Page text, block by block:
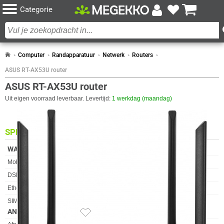
Categorie
Computer Randapparatuur Netwerk Routers
ASUS RT-AX53U router
ASUS RT-AX53U router
Uit eigen voorraad leverbaar. Levertijd: 1 werkdag (maandag)
SPECIFICATIES
WAN-VERBINDING
Eigenschap
Mobiele netwerkverbinding
DSL WAN
Ethernet WAN
SIM-kaart slot
ANTENNE